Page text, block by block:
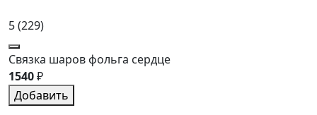
5(229)
Связка шаров фольга сердце
1540₽
Добавить